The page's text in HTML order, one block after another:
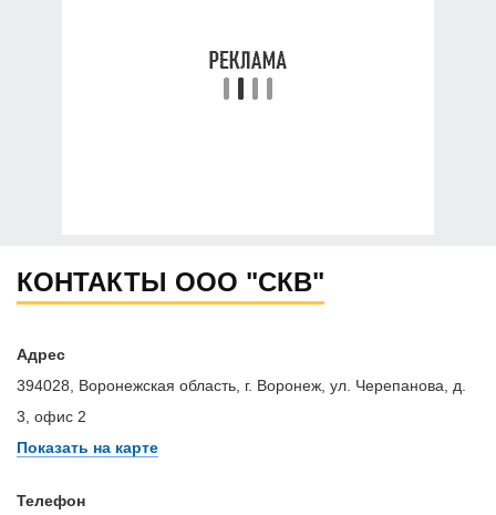
КОНТАКТЫ ООО "СКВ"
Адрес
394028, Воронежская область, г. Воронеж, ул. Черепанова, д.
3, офис 2
Показать на карте
Телефон